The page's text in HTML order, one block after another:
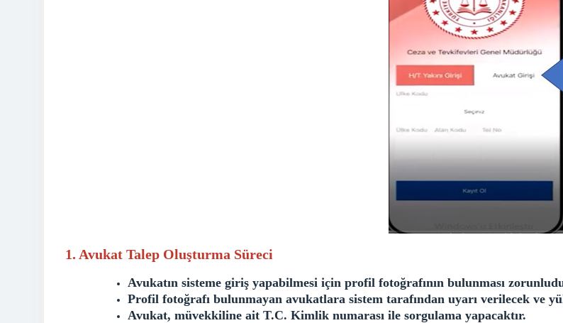
1. Avukat Talep Oluşturma Süreci
Avukatın sisteme giriş yapabilmesi için profil fotoğrafının bulunması
Profil fotoğrafı bulunmayan avukatlara sistem tarafından uyarı verilecek ve
Avukat, müvekkiline ait T.C. Kimlik numarası ile sorgulama yapacaktır.